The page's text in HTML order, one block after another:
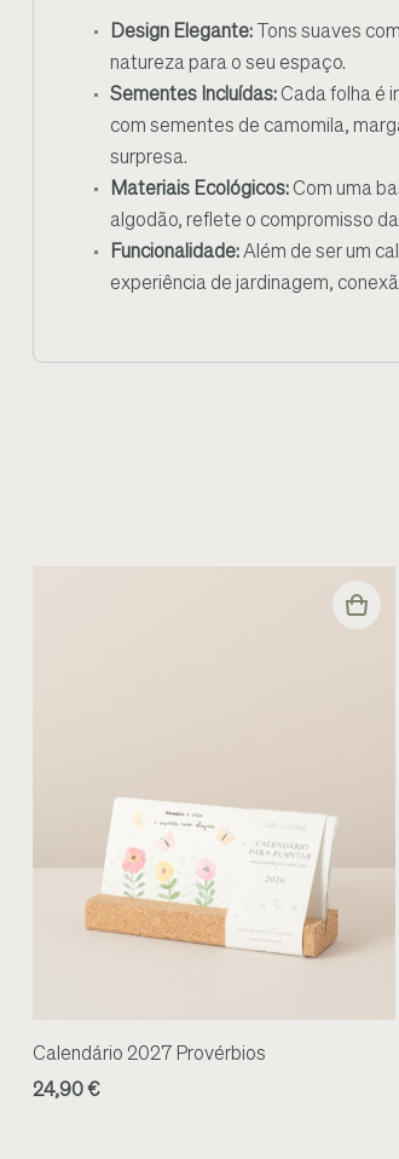
Design Elegante:
Tons suaves
natureza para o seu espaço.
Sementes Incluídas: Cada folha é
com sementes de camomila,
surpresa.
Materiais Ecológicos: Com uma
algodão, reflete o compromisso
Funcionalidade:Além de ser um
experiência de jardinagem,
Calendário 2027 Provérbios
24,90 €